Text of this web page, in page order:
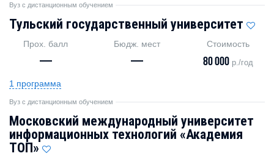
Вуз с дистанционным обучением
Тульский государственный университет
Прох. балл
—
Бюдж. мест
—
Стоимость
80 000 р./год
1 программа
Вуз с дистанционным обучением
Московский международный университет
информационных технологий «Академия
ТОП»